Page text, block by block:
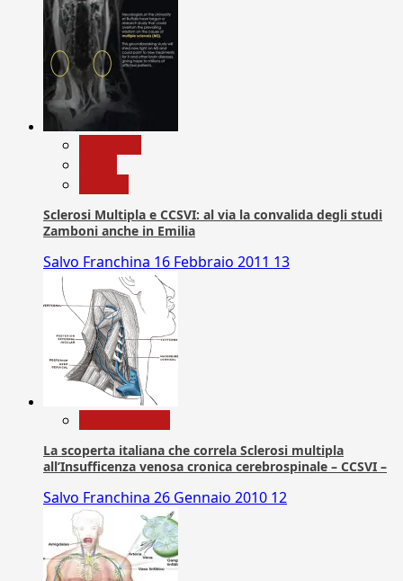
Sclerosi Multipla e CCSVI: al via la convalida degli studi
Zamboni anche in Emilia
Salvo Franchina 16 Febbraio 2011 13
La scoperta italiana che correla Sclerosi multipla
all’Insufficenza venosa cronica cerebrospinale – CCSVI –
Salvo Franchina 26 Gennaio 2010 12